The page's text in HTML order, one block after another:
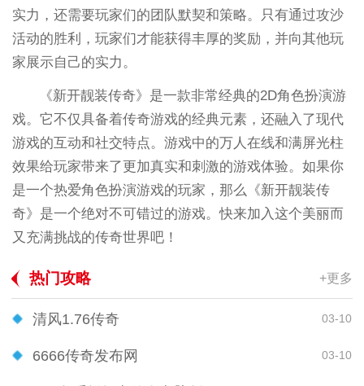
实力，还需要玩家们的团队默契和策略。只有通过攻沙
活动的胜利，玩家们才能获得丰厚的奖励，并向其他玩
家展示自己的实力。
《新开靓装传奇》是一款非常经典的2D角色扮演游
戏。它不仅具备着传奇游戏的经典元素，还融入了现代
游戏的互动和社交特点。游戏中的万人在线和满屏光柱
效果给玩家带来了更加真实和刺激的游戏体验。如果你
是一个热爱角色扮演游戏的玩家，那么《新开靓装传
奇》是一个绝对不可错过的游戏。快来加入这个美丽而
又充满挑战的传奇世界吧！
热门攻略 +更多
清风1.76传奇 03-10
6666传奇发布网 03-10